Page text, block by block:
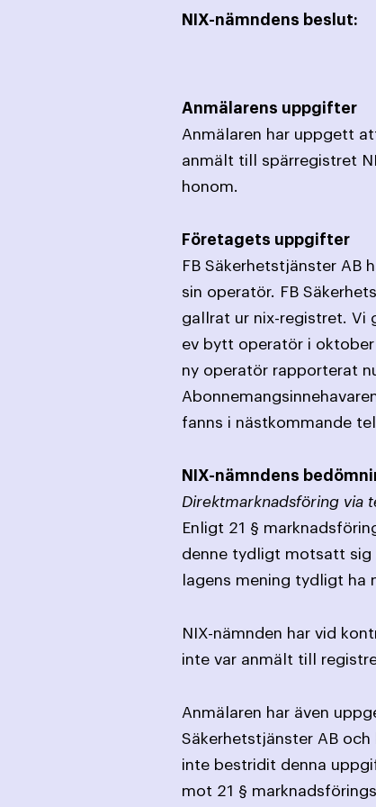
NIX-nämndens beslut:
Anmälarens uppgifter
Anmälaren har uppgett
anmält till spärregistret
honom.
Företagets uppgifter
FB Säkerhetstjänster AB
sin operatör. FB
gallrat ur nix-registret. Vi
ev bytt operatör i
ny operatör rapporterat
fanns i nästkommande
NIX-nämndens
Direktmarknadsföring via
Enligt 21 §
denne tydligt motsatt sig
lagens mening tydligt
NIX-nämnden har vid
inte var anmält till
Anmälaren har även
Säkerhetstjänster AB
inte bestridit denna
mot 21 §